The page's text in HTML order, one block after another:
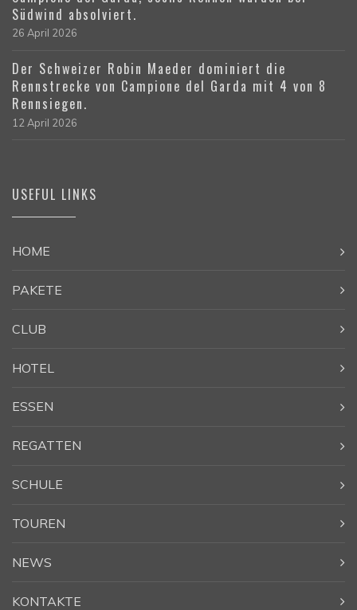
Südwind absolviert.
26 April 2026
Der Schweizer Robin Maeder dominiert die
Rennstrecke von Campione del Garda mit 4 von 8
Rennsiegen.
12 April 2026
USEFUL LINKS
HOME
PAKETE
CLUB
HOTEL
ESSEN
REGATTEN
SCHULE
TOUREN
NEWS
KONTAKTE